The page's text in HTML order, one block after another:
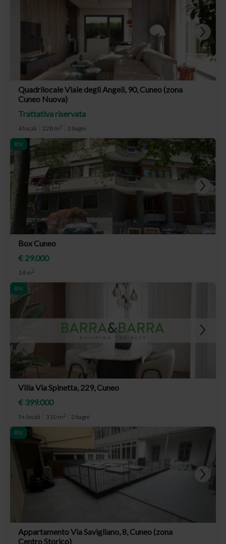
Quadrilocale Viale degli Angeli, 90, Cuneo (zona
Cuneo Nuova)
Trattativa riservata
4 locali 228 m2 3 bagni
RIV.
Box Cuneo
€ 29.000
14 m2
RIV.
Villa Via Spinetta, 229, Cuneo
€ 399.000
5+ locali 310 m2 2 bagni
RIV.
Appartamento Via Savigliano, 8, Cuneo (zona
Centro Storico)